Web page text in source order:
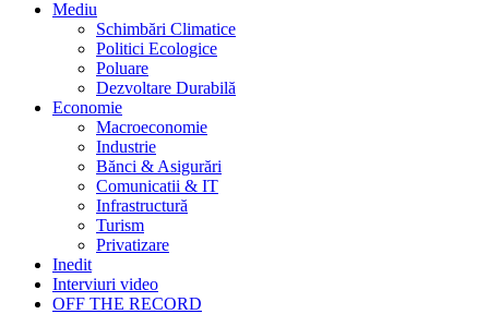
Mediu
Schimbări Climatice
Politici Ecologice
Poluare
Dezvoltare Durabilă
Economie
Macroeconomie
Industrie
Bănci & Asigurări
Comunicatii & IT
Infrastructură
Turism
Privatizare
Inedit
Interviuri video
OFF THE RECORD